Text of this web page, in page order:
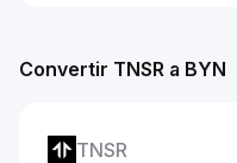
Convertir TNSR a BYN
TNSR